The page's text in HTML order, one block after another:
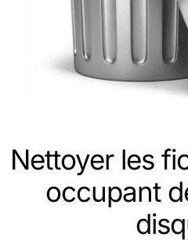
Nettoyer les
occupant